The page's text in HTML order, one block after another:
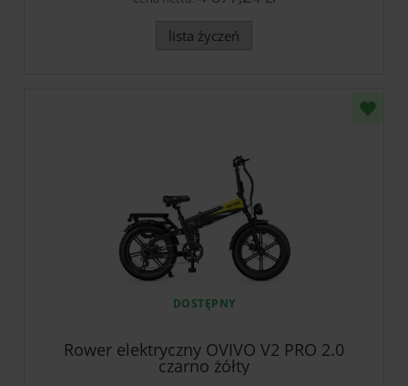
lista życzeń
DOSTĘPNY
Rower elektryczny OVIVO V2 PRO 2.0
czarno żółty